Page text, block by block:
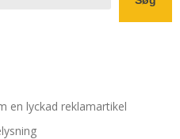
en lyckad reklamartikel